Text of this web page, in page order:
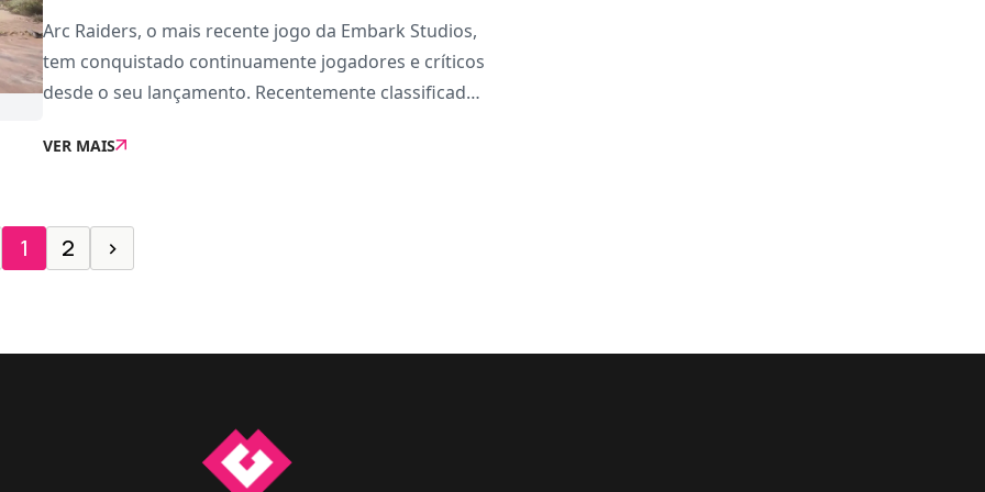
Arc Raiders, o mais recente jogo da Embark Studios,
tem conquistado continuamente jogadores e críticos
desde o seu lançamento. Recentemente classificado
vendeu mais de 1,5 milhões de cópias n
VER MAIS
1 2 ›